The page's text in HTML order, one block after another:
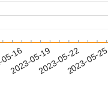
16
2023-05-192023-05-222023-05-25